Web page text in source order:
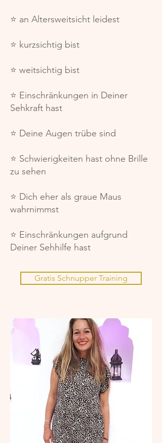
⭐️ an Altersweitsicht leidest
⭐️ kurzsichtig bist
⭐️ weitsichtig bist
⭐️ Einschränkungen in Deiner
Sehkraft hast
⭐️ Deine Augen trübe sind
⭐️ Schwierigkeiten hast ohne Brille
zu sehen
⭐️ Dich eher als graue Maus
wahrnimmst
⭐️ Einschränkungen aufgrund
Deiner Sehhilfe hast
Gratis Schnupper Training